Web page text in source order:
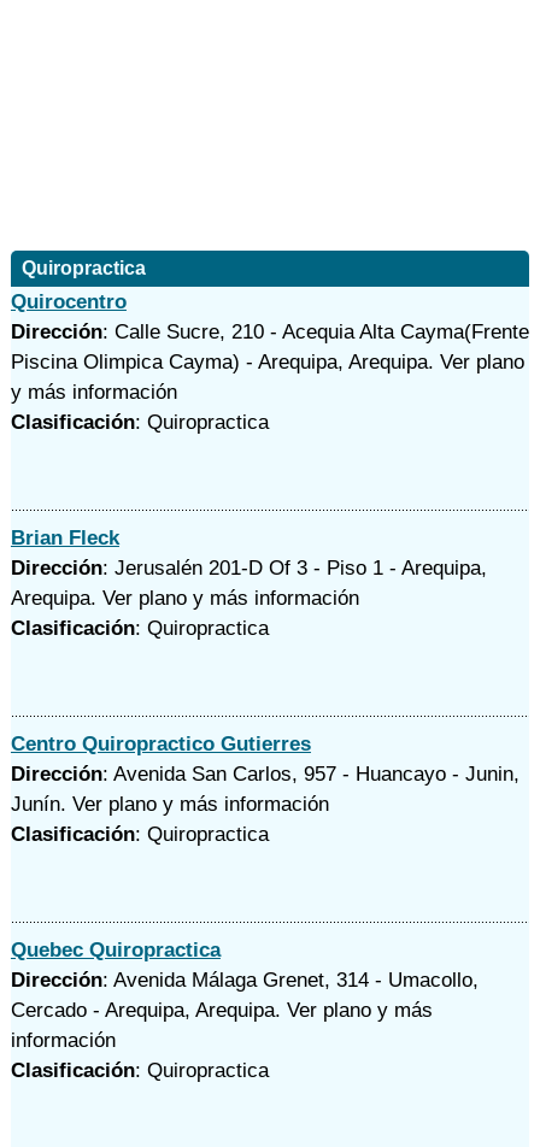
Quiropractica
Quirocentro
Dirección: Calle Sucre, 210 - Acequia Alta Cayma(Frente
Piscina Olimpica Cayma) - Arequipa, Arequipa. Ver plano
y más información
Clasificación: Quiropractica
Brian Fleck
Dirección: Jerusalén 201-D Of 3 - Piso 1 - Arequipa,
Arequipa. Ver plano y más información
Clasificación: Quiropractica
Centro Quiropractico Gutierres
Dirección: Avenida San Carlos, 957 - Huancayo - Junin,
Junín. Ver plano y más información
Clasificación: Quiropractica
Quebec Quiropractica
Dirección: Avenida Málaga Grenet, 314 - Umacollo,
Cercado - Arequipa, Arequipa. Ver plano y más
información
Clasificación: Quiropractica